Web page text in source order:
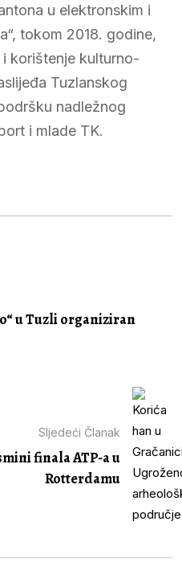
u elektronskim i
tokom 2018. godine,
korištenje kulturno-
Tuzlanskog
nadležnog
i mlade TK.
u Tuzli organiziran
Sljedeći Članak
finala ATP-a u
Rotterdamu